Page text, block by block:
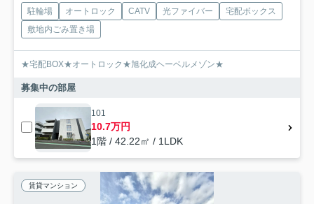
駐輪場 オートロック CATV 光ファイバー
宅配ボックス
敷地内ごみ置き場
★宅配BOX★オートロック★旭化成ヘーベルメゾン★
募集中の部屋
101
10.7万円
1階 / 42.22㎡ / 1LDK
賃貸マンション